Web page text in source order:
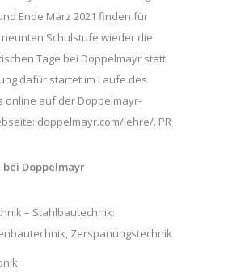
Ende März 2021 finden für
Schulstufe wieder die
Tage bei Doppelmayr statt.
dafür startet im Laufe des
online auf der Doppelmayr-
doppelmayr.com/lehre/. PR
Doppelmayr
– Stahlbautechnik:
Zerspanungstechnik